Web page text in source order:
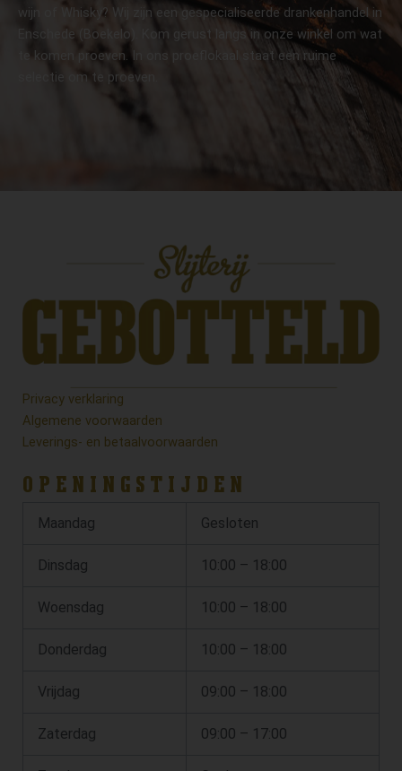
wijn of Whisky? Wij zijn een gespecialiseerde drankenhandel in
Enschede (Boekelo). Kom gerust langs in onze winkel om wat
te komen proeven. In ons proeflokaal staat een ruime
selectie om te proeven.
Privacy verklaring
Algemene voorwaarden
Leverings- en betaalvoorwaarden
OPENINGSTIJDEN
Maandag Gesloten
Dinsdag 10:00 – 18:00
Woensdag 10:00 – 18:00
Donderdag 10:00 – 18:00
Vrijdag 09:00 – 18:00
Zaterdag 09:00 – 17:00